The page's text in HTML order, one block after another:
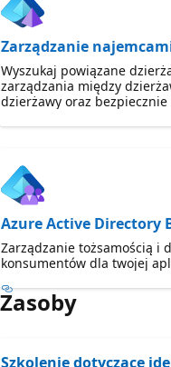
Zarządzanie
Wyszukaj powiązane
zarządzania między
dzierżawy oraz
Azure Active Directory
Zarządzanie tożsamością i
konsumentów dla twojej
Zasoby
Szkolenie dotyczące